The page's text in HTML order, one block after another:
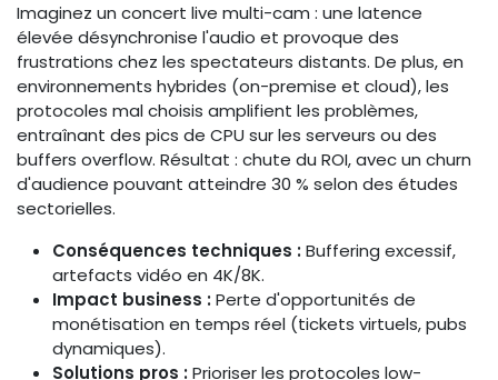
Imaginez un concert live multi-cam : une latence
élevée désynchronise l'audio et provoque des
frustrations chez les spectateurs distants. De plus, en
environnements hybrides (on-premise et cloud), les
protocoles mal choisis amplifient les problèmes,
entraînant des pics de CPU sur les serveurs ou des
buffers overflow. Résultat : chute du ROI, avec un churn
d'audience pouvant atteindre 30 % selon des études
sectorielles.
Conséquences techniques :Buffering excessif,
artefacts vidéo en 4K/8K.
Impact business :Perte d'opportunités de
monétisation en temps réel (tickets virtuels, pubs
dynamiques).
Solutions pros :Prioriser les protocoles low-